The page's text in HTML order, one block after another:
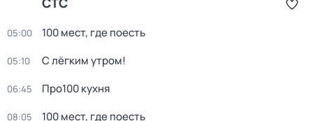
05:00 100 мест, где поесть
05:10 С лёгким утром!
06:45 Про100 кухня
08:05 100 мест, где поесть